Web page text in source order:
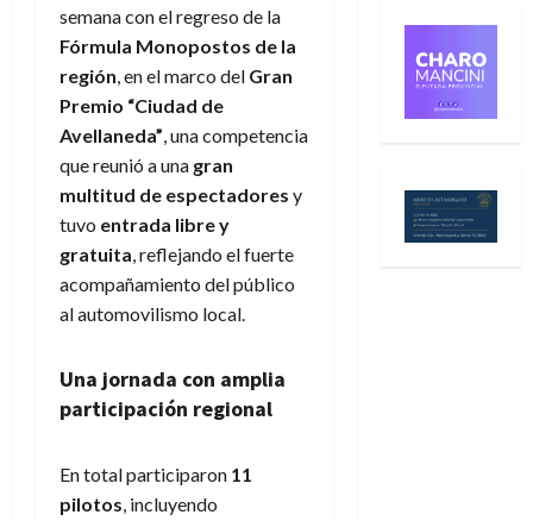
semana con el regreso de la
Fórmula Monopostos de la
región, en el marco del Gran
Premio “Ciudad de
Avellaneda”, una competencia
que reunió a una gran
multitud de espectadores y
tuvo entrada libre y
gratuita, reflejando el fuerte
acompañamiento del público
al automovilismo local.
Una jornada con amplia
participación regional
En total participaron 11
pilotos, incluyendo